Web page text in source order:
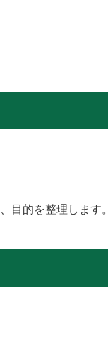
目的を整理します。